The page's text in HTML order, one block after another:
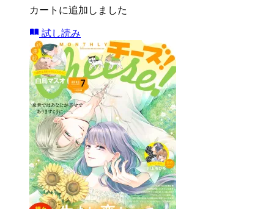
カートに追加しました
試し読み